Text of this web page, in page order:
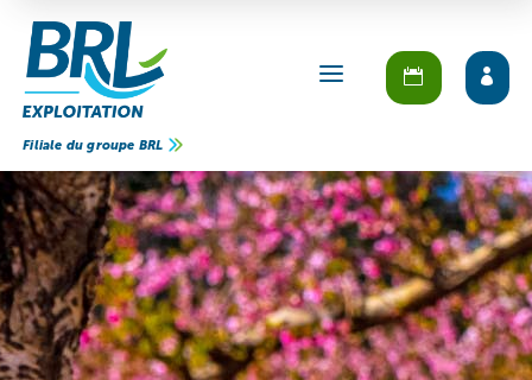
a
Filiale du groupe BRL